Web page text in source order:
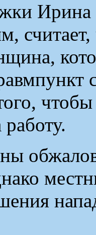
Ирина